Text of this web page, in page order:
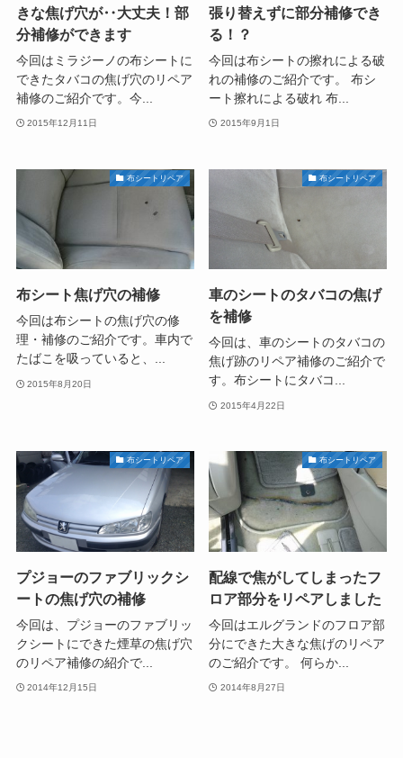
きな焦げ穴が‥大丈夫！部
分補修ができます
今回はミラジーノの布シートに
できたタバコの焦げ穴のリペア
補修のご紹介です。今...
2015年12月11日
張り替えずに部分補修でき
る！？
今回は布シートの擦れによる破
れの補修のご紹介です。 布シ
ート擦れによる破れ 布...
2015年9月1日
布シートリペア
布シート焦げ穴の補修
今回は布シートの焦げ穴の修
理・補修のご紹介です。車内で
たばこを吸っていると、...
2015年8月20日
布シートリペア
車のシートのタバコの焦げ
を補修
今回は、車のシートのタバコの
焦げ跡のリペア補修のご紹介で
す。布シートにタバコ...
2015年4月22日
布シートリペア
プジョーのファブリックシ
ートの焦げ穴の補修
今回は、プジョーのファブリッ
クシートにできた煙草の焦げ穴
のリペア補修の紹介で...
2014年12月15日
布シートリペア
配線で焦がしてしまったフ
ロア部分をリペアしました
今回はエルグランドのフロア部
分にできた大きな焦げのリペア
のご紹介です。 何らか...
2014年8月27日